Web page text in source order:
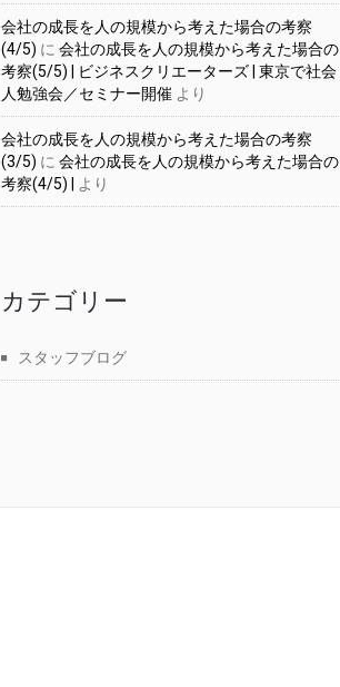
会社の成長を人の規模から考えた場合の考察
(4/5) に 会社の成長を人の規模から考えた場合の
考察(5/5) | ビジネスクリエーターズ | 東京で社会
人勉強会／セミナー開催 より
会社の成長を人の規模から考えた場合の考察
(3/5) に 会社の成長を人の規模から考えた場合の
考察(4/5) |
より
カテゴリー
スタッフブログ